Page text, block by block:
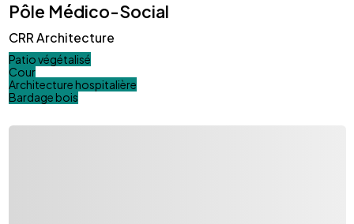
Pôle Médico-Social
CRR Architecture
Patio végétalisé
Cour
Architecture hospitalière
Bardage bois